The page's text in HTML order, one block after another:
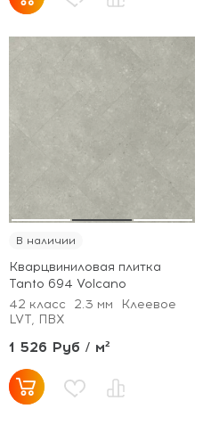
В наличии
Кварцвиниловая плитка
Tanto 694 Volcano
42 класс
2.3 мм
Клеевое
LVT, ПВХ
1 526 Руб / м²